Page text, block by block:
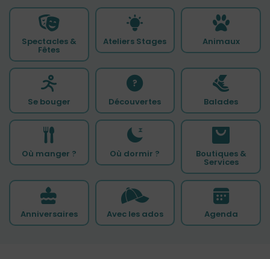
Spectacles &
Fêtes
Ateliers Stages Animaux
Se bouger Découvertes Balades
Où manger ? Où dormir ? Boutiques &
Services
Anniversaires Avec les ados Agenda